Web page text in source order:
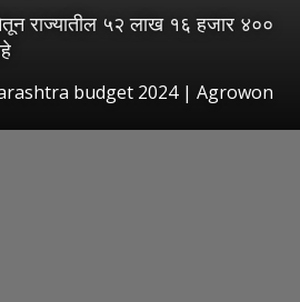
राज्यातील ५२ लाख १६ हजार ४००
budget 2024 | Agrowon